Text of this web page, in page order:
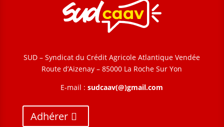
SUD – Syndicat du Crédit Agricole Atlantique Vendée
Route d’Aizenay – 85000 La Roche Sur Yon
E-mail :sudcaav(@)gmail.com
Adhérer